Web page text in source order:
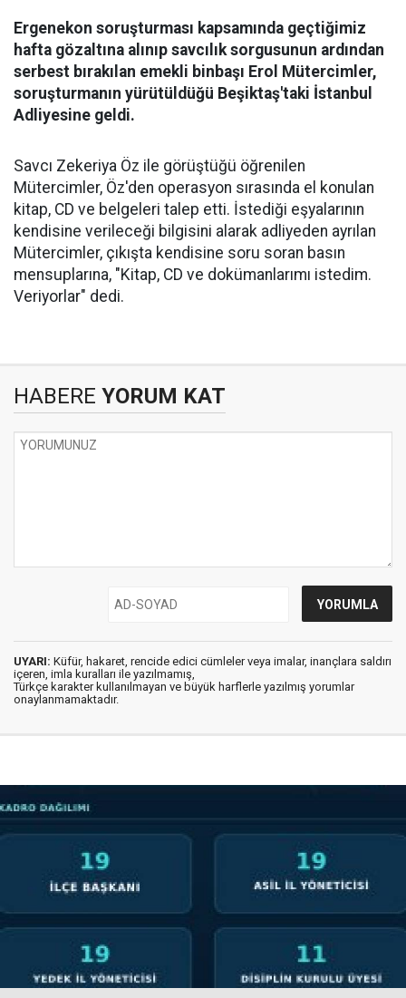
Ergenekon soruşturması kapsamında geçtiğimiz
hafta gözaltına alınıp savcılık sorgusunun ardından
serbest bırakılan emekli binbaşı Erol Mütercimler,
soruşturmanın yürütüldüğü Beşiktaş'taki İstanbul
Adliyesine geldi.
Savcı Zekeriya Öz ile görüştüğü öğrenilen
Mütercimler, Öz'den operasyon sırasında el konulan
kitap, CD ve belgeleri talep etti. İstediği eşyalarının
kendisine verileceği bilgisini alarak adliyeden ayrılan
Mütercimler, çıkışta kendisine soru soran basın
mensuplarına, "Kitap, CD ve dokümanlarımı istedim.
Veriyorlar" dedi.
HABERE YORUM KAT
UYARI: Küfür, hakaret, rencide edici cümleler veya imalar, inançlara saldırı
içeren, imla kuralları ile yazılmamış,
Türkçe karakter kullanılmayan ve büyük harflerle yazılmış yorumlar
onaylanmamaktadır.